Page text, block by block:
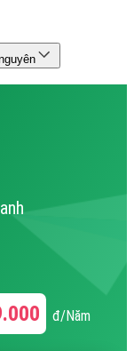
đ/Năm